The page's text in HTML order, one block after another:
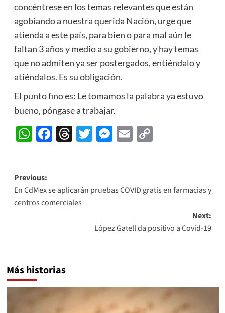
concéntrese en los temas relevantes que están
agobiando a nuestra querida Nación, urge que
atienda a este país, para bien o para mal aún le
faltan 3 años y medio a su gobierno, y hay temas
que no admiten ya ser postergados, entiéndalo y
atiéndalos. Es su obligación.
El punto fino es: Le tomamos la palabra ya estuvo
bueno, póngase a trabajar.
WhatsApp
Facebook
Threads
Twitter
Messenger
EmailCopy
Post
navigation
Previous:
En CdMex se aplicarán pruebas COVID gratis en farmacias y
centros comerciales
Next:
López Gatell da positivo a Covid-19
Más historias